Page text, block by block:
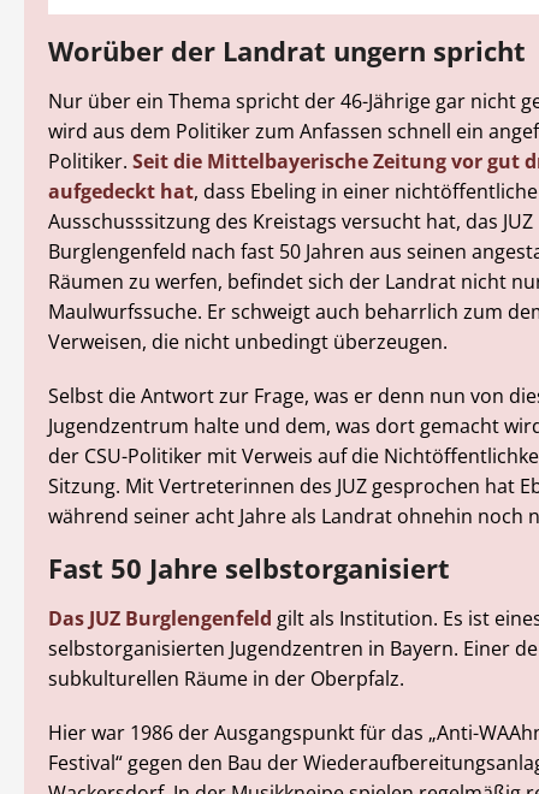
Worüber der Landrat ungern spricht
Nur über ein Thema spricht der 46-Jährige gar nicht
wird aus dem Politiker zum Anfassen schnell ein
Politiker. Seit die Mittelbayerische Zeitung vor gut
aufgedeckt hat, dass Ebeling in einer
Ausschusssitzung des Kreistags versucht hat, das JUZ
Burglengenfeld nach fast 50 Jahren aus seinen
Räumen zu werfen, befindet sich der Landrat nicht
Maulwurfssuche. Er schweigt auch beharrlich zum
Verweisen, die nicht unbedingt überzeugen.
Selbst die Antwort zur Frage, was er denn nun von
Jugendzentrum halte und dem, was dort gemacht
der CSU-Politiker mit Verweis auf die
Sitzung. Mit Vertreterinnen des JUZ gesprochen hat
während seiner acht Jahre als Landrat ohnehin noch
Fast 50 Jahre selbstorganisiert
Das JUZ Burglengenfeld gilt als Institution. Es ist
selbstorganisierten Jugendzentren in Bayern. Einer
subkulturellen Räume in der Oberpfalz.
Hier war 1986 der Ausgangspunkt für das „Anti-
Festival“ gegen den Bau der